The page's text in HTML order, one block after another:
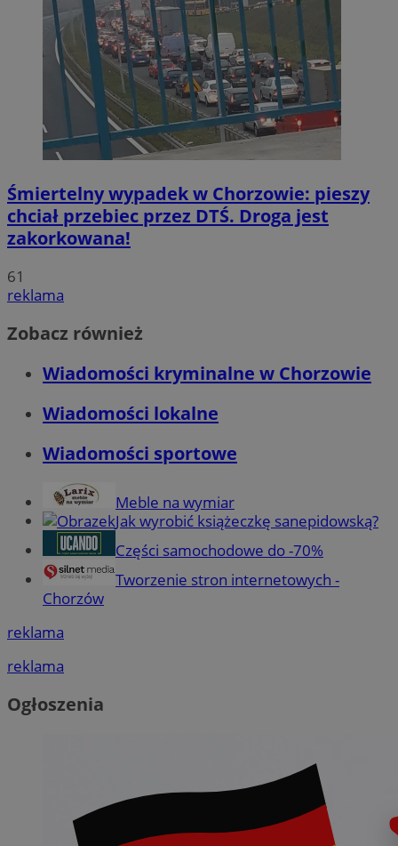
Śmiertelny wypadek w Chorzowie: pieszy
chciał przebiec przez DTŚ. Droga jest
zakorkowana!
61
reklama
Zobacz również
Wiadomości kryminalne w Chorzowie
Wiadomości lokalne
Wiadomości sportowe
Meble na wymiar
Jak wyrobić książeczkę sanepidowską?
Części samochodowe do -70%
Tworzenie stron internetowych -
Chorzów
reklama
reklama
Ogłoszenia